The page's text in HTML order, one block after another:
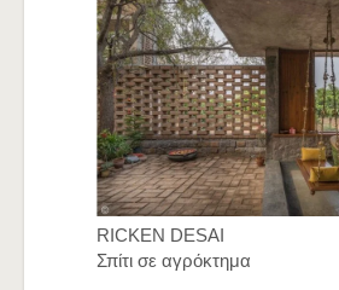
RICKEN DESAI
Σπίτι σε αγρόκτημα